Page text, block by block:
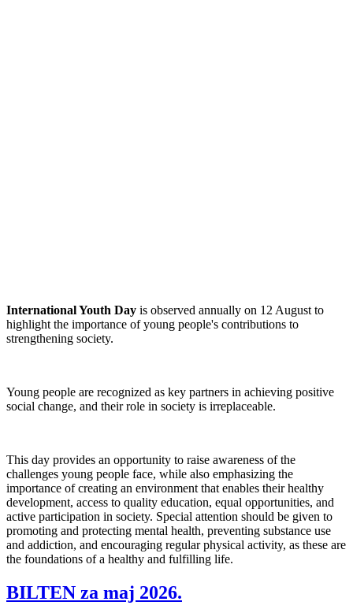
International Youth Day is observed annually on 12 August to
highlight the importance of young people's contributions to
strengthening society.
Young people are recognized as key partners in achieving positive
social change, and their role in society is irreplaceable.
This day provides an opportunity to raise awareness of the
challenges young people face, while also emphasizing the
importance of creating an environment that enables their healthy
development, access to quality education, equal opportunities, and
active participation in society. Special attention should be given to
promoting and protecting mental health, preventing substance use
and addiction, and encouraging regular physical activity, as these are
the foundations of a healthy and fulfilling life.
BILTEN za maj 2026.